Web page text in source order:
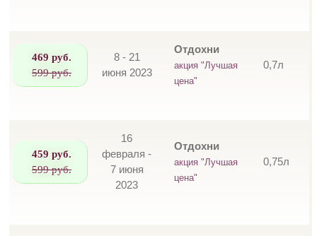
469 руб.
599 руб.
8 - 21
июня 2023
Отдохни
акция "Лучшая
цена"
0,7л
459 руб.
599 руб.
16
февраля -
7 июня
2023
Отдохни
акция "Лучшая
цена"
0,75л